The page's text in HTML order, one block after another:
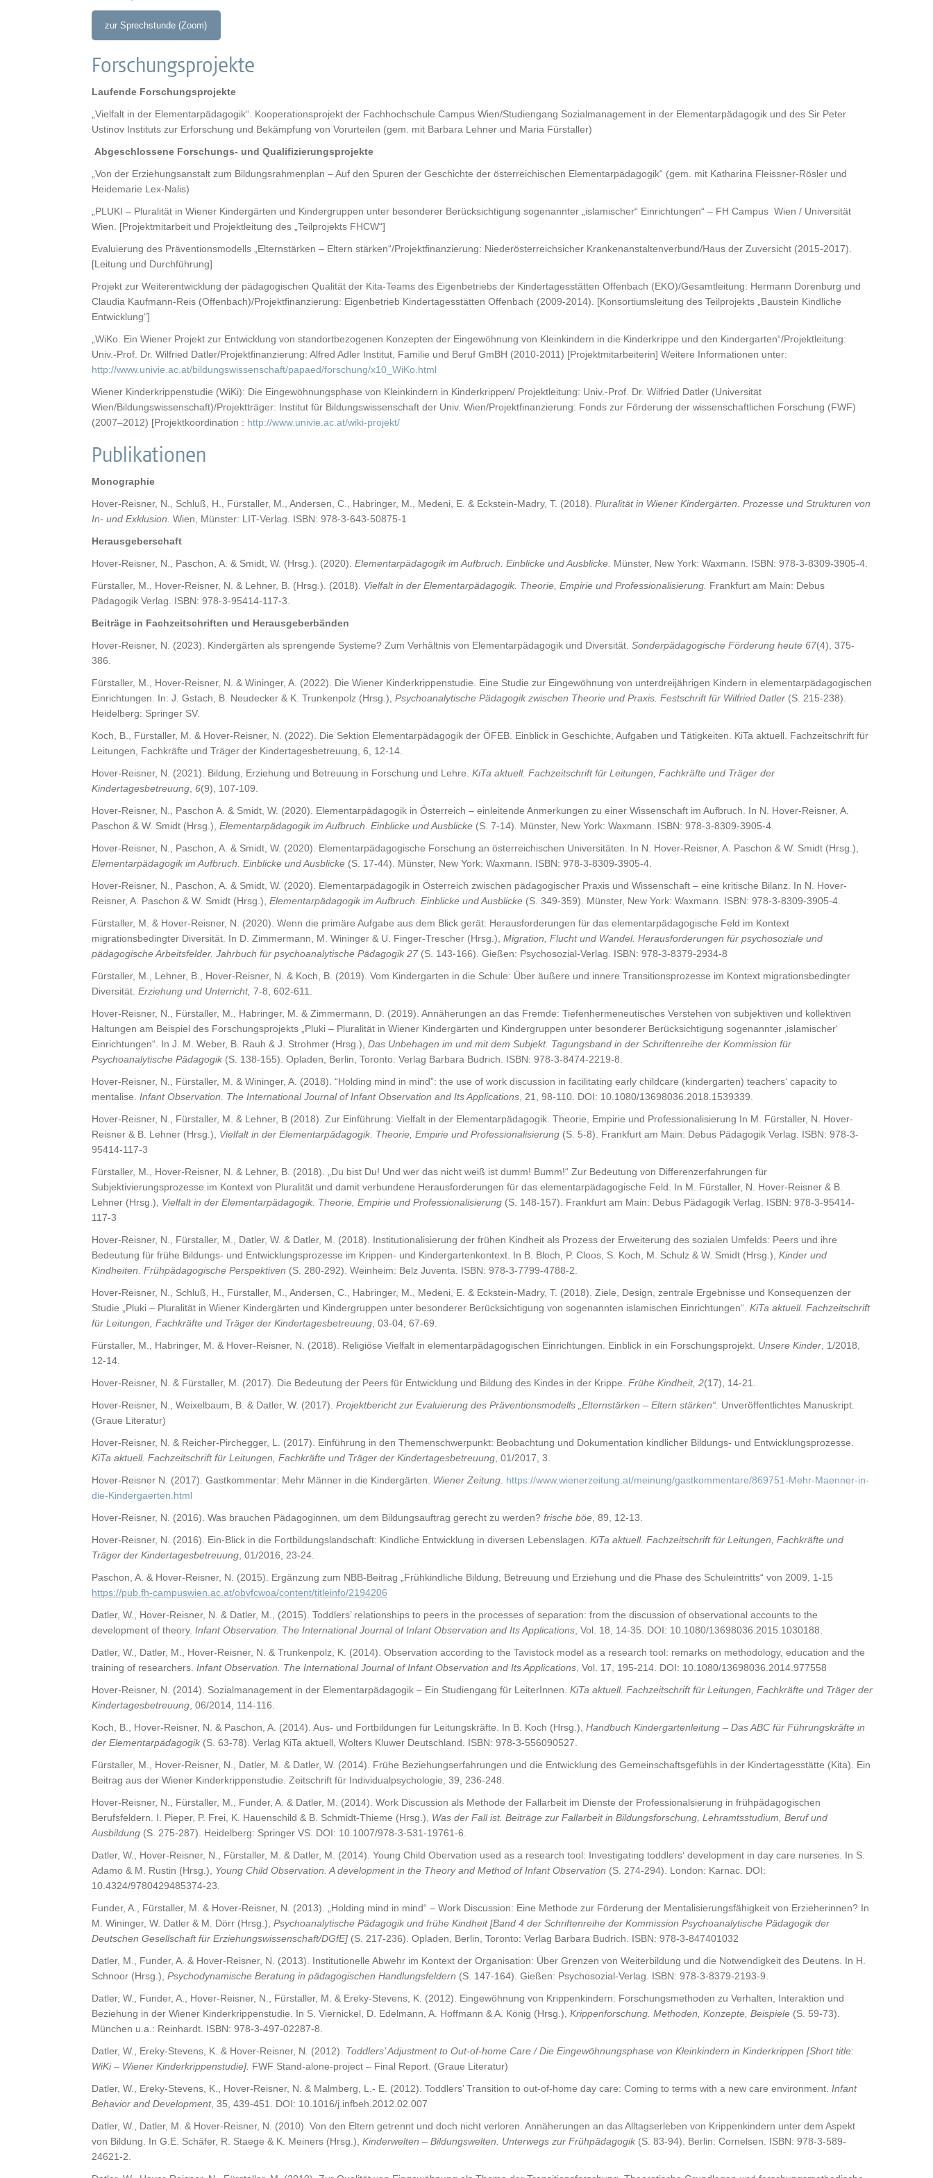
zur Sprechstunde (Zoom)
Forschungsprojekte
Laufende Forschungsprojekte
„Vielfalt in der Elementarpädagogik“. Kooperationsprojekt der Fachhochschule Campus Wien/Studiengang Sozialmanagement in der Elementarpädagogik und des Sir Peter
Ustinov Instituts zur Erforschung und Bekämpfung von Vorurteilen (gem. mit Barbara Lehner und Maria Fürstaller)
Abgeschlossene Forschungs- und Qualifizierungsprojekte
„Von der Erziehungsanstalt zum Bildungsrahmenplan – Auf den Spuren der Geschichte der österreichischen Elementarpädagogik“ (gem. mit Katharina Fleissner-Rösler und
Heidemarie Lex-Nalis)
„PLUKI – Pluralität in Wiener Kindergärten und Kindergruppen unter besonderer Berücksichtigung sogenannter „islamischer“ Einrichtungen“ – FH Campus Wien / Universität
Wien. [Projektmitarbeit und Projektleitung des „Teilprojekts FHCW“]
Evaluierung des Präventionsmodells „Elternstärken – Eltern stärken“/Projektfinanzierung: Niederösterreichsicher Krankenanstaltenverbund/Haus der Zuversicht (2015-2017).
[Leitung und Durchführung]
Projekt zur Weiterentwicklung der pädagogischen Qualität der Kita-Teams des Eigenbetriebs der Kindertagesstätten Offenbach (EKO)/Gesamtleitung: Hermann Dorenburg und
Claudia Kaufmann-Reis (Offenbach)/Projektfinanzierung: Eigenbetrieb Kindertagesstätten Offenbach (2009-2014). [Konsortiumsleitung des Teilprojekts „Baustein Kindliche
Entwicklung“]
„WiKo. Ein Wiener Projekt zur Entwicklung von standortbezogenen Konzepten der Eingewöhnung von Kleinkindern in die Kinderkrippe und den Kindergarten“/Projektleitung:
Univ.-Prof. Dr. Wilfried Datler/Projektfinanzierung: Alfred Adler Institut, Familie und Beruf GmBH (2010-2011) [Projektmitarbeiterin] Weitere Informationen unter:
http://www.univie.ac.at/bildungswissenschaft/papaed/forschung/x10_WiKo.html
Wiener Kinderkrippenstudie (WiKi): Die Eingewöhnungsphase von Kleinkindern in Kinderkrippen/ Projektleitung: Univ.-Prof. Dr. Wilfried Datler (Universität
Wien/Bildungswissenschaft)/Projektträger: Institut für Bildungswissenschaft der Univ. Wien/Projektfinanzierung: Fonds zur Förderung der wissenschaftlichen Forschung (FWF)
(2007–2012) [Projektkoordination : http://www.univie.ac.at/wiki-projekt/
Publikationen
Monographie
Hover-Reisner, N., Schluß, H., Fürstaller, M., Andersen, C., Habringer, M., Medeni, E. & Eckstein-Madry, T. (2018). Pluralität in Wiener Kindergärten. Prozesse und Strukturen von
In- und Exklusion. Wien, Münster: LIT-Verlag. ISBN: 978-3-643-50875-1
Herausgeberschaft
Hover-Reisner, N., Paschon, A. & Smidt, W. (Hrsg.). (2020). Elementarpädagogik im Aufbruch. Einblicke und Ausblicke. Münster, New York: Waxmann. ISBN: 978-3-8309-3905-4.
Fürstaller, M., Hover-Reisner, N. & Lehner, B. (Hrsg.). (2018). Vielfalt in der Elementarpädagogik. Theorie, Empirie und Professionalisierung. Frankfurt am Main: Debus
Pädagogik Verlag. ISBN: 978-3-95414-117-3.
Beiträge in Fachzeitschriften und Herausgeberbänden
Hover-Reisner, N. (2023). Kindergärten als sprengende Systeme? Zum Verhältnis von Elementarpädagogik und Diversität. Sonderpädagogische Förderung heute 67(4), 375-
386.
Fürstaller, M., Hover-Reisner, N. & Wininger, A. (2022). Die Wiener Kinderkrippenstudie. Eine Studie zur Eingewöhnung von unterdreijährigen Kindern in elementarpädagogischen
Einrichtungen. In: J. Gstach, B. Neudecker & K. Trunkenpolz (Hrsg.), Psychoanalytische Pädagogik zwischen Theorie und Praxis. Festschrift für Wilfried Datler (S. 215-238).
Heidelberg: Springer SV.
Koch, B., Fürstaller, M. & Hover-Reisner, N. (2022). Die Sektion Elementarpädagogik der ÖFEB. Einblick in Geschichte, Aufgaben und Tätigkeiten. KiTa aktuell. Fachzeitschrift für
Leitungen, Fachkräfte und Träger der Kindertagesbetreuung, 6, 12-14.
Hover-Reisner, N. (2021). Bildung, Erziehung und Betreuung in Forschung und Lehre. KiTa aktuell. Fachzeitschrift für Leitungen, Fachkräfte und Träger der
Kindertagesbetreuung, 6(9), 107-109.
Hover-Reisner, N., Paschon A. & Smidt, W. (2020). Elementarpädagogik in Österreich – einleitende Anmerkungen zu einer Wissenschaft im Aufbruch. In N. Hover-Reisner, A.
Paschon & W. Smidt (Hrsg.), Elementarpädagogik im Aufbruch. Einblicke und Ausblicke (S. 7-14). Münster, New York: Waxmann. ISBN: 978-3-8309-3905-4.
Hover-Reisner, N., Paschon, A. & Smidt, W. (2020). Elementarpädagogische Forschung an österreichischen Universitäten. In N. Hover-Reisner, A. Paschon & W. Smidt (Hrsg.),
Elementarpädagogik im Aufbruch. Einblicke und Ausblicke (S. 17-44). Münster, New York: Waxmann. ISBN: 978-3-8309-3905-4.
Hover-Reisner, N., Paschon, A. & Smidt, W. (2020). Elementarpädagogik in Österreich zwischen pädagogischer Praxis und Wissenschaft – eine kritische Bilanz. In N. Hover-
Reisner, A. Paschon & W. Smidt (Hrsg.), Elementarpädagogik im Aufbruch. Einblicke und Ausblicke (S. 349-359). Münster, New York: Waxmann. ISBN: 978-3-8309-3905-4.
Fürstaller, M. & Hover-Reisner, N. (2020). Wenn die primäre Aufgabe aus dem Blick gerät: Herausforderungen für das elementarpädagogische Feld im Kontext
migrationsbedingter Diversität. In D. Zimmermann, M. Wininger & U. Finger-Trescher (Hrsg.), Migration, Flucht und Wandel. Herausforderungen für psychosoziale und
pädagogische Arbeitsfelder. Jahrbuch für psychoanalytische Pädagogik 27 (S. 143-166). Gießen: Psychosozial-Verlag. ISBN: 978-3-8379-2934-8
Fürstaller, M., Lehner, B., Hover-Reisner, N. & Koch, B. (2019). Vom Kindergarten in die Schule: Über äußere und innere Transitionsprozesse im Kontext migrationsbedingter
Diversität. Erziehung und Unterricht, 7-8, 602-611.
Hover-Reisner, N., Fürstaller, M., Habringer, M. & Zimmermann, D. (2019). Annäherungen an das Fremde: Tiefenhermeneutisches Verstehen von subjektiven und kollektiven
Haltungen am Beispiel des Forschungsprojekts „Pluki – Pluralität in Wiener Kindergärten und Kindergruppen unter besonderer Berücksichtigung sogenannter ‚islamischer‘
Einrichtungen“. In J. M. Weber, B. Rauh & J. Strohmer (Hrsg.), Das Unbehagen im und mit dem Subjekt. Tagungsband in der Schriftenreihe der Kommission für
Psychoanalytische Pädagogik (S. 138-155). Opladen, Berlin, Toronto: Verlag Barbara Budrich. ISBN: 978-3-8474-2219-8.
Hover-Reisner, N., Fürstaller, M. & Wininger, A. (2018). “Holding mind in mind”: the use of work discussion in facilitating early childcare (kindergarten) teachers‘ capacity to
mentalise. Infant Observation. The International Journal of Infant Observation and Its Applications, 21, 98-110. DOI: 10.1080/13698036.2018.1539339.
Hover-Reisner, N., Fürstaller, M. & Lehner, B (2018). Zur Einführung: Vielfalt in der Elementarpädagogik. Theorie, Empirie und Professionalisierung In M. Fürstaller, N. Hover-
Reisner & B. Lehner (Hrsg.), Vielfalt in der Elementarpädagogik. Theorie, Empirie und Professionalisierung (S. 5-8). Frankfurt am Main: Debus Pädagogik Verlag. ISBN: 978-3-
95414-117-3
Fürstaller, M., Hover-Reisner, N. & Lehner, B. (2018). „Du bist Du! Und wer das nicht weiß ist dumm! Bumm!“ Zur Bedeutung von Differenzerfahrungen für
Subjektivierungsprozesse im Kontext von Pluralität und damit verbundene Herausforderungen für das elementarpädagogische Feld. In M. Fürstaller, N. Hover-Reisner & B.
Lehner (Hrsg.), Vielfalt in der Elementarpädagogik. Theorie, Empirie und Professionalisierung (S. 148-157). Frankfurt am Main: Debus Pädagogik Verlag. ISBN: 978-3-95414-
117-3
Hover-Reisner, N., Fürstaller, M., Datler, W. & Datler, M. (2018). Institutionalisierung der frühen Kindheit als Prozess der Erweiterung des sozialen Umfelds: Peers und ihre
Bedeutung für frühe Bildungs- und Entwicklungsprozesse im Krippen- und Kindergartenkontext. In B. Bloch, P. Cloos, S. Koch, M. Schulz & W. Smidt (Hrsg.), Kinder und
Kindheiten. Frühpädagogische Perspektiven (S. 280-292). Weinheim: Belz Juventa. ISBN: 978-3-7799-4788-2.
Hover-Reisner, N., Schluß, H., Fürstaller, M., Andersen, C., Habringer, M., Medeni, E. & Eckstein-Madry, T. (2018). Ziele, Design, zentrale Ergebnisse und Konsequenzen der
Studie „Pluki – Pluralität in Wiener Kindergärten und Kindergruppen unter besonderer Berücksichtigung von sogenannten islamischen Einrichtungen“. KiTa aktuell. Fachzeitschrift
für Leitungen, Fachkräfte und Träger der Kindertagesbetreuung, 03-04, 67-69.
Fürstaller, M., Habringer, M. & Hover-Reisner, N. (2018). Religiöse Vielfalt in elementarpädagogischen Einrichtungen. Einblick in ein Forschungsprojekt. Unsere Kinder, 1/2018,
12-14.
Hover-Reisner, N. & Fürstaller, M. (2017). Die Bedeutung der Peers für Entwicklung und Bildung des Kindes in der Krippe. Frühe Kindheit, 2(17), 14-21.
Hover-Reisner, N., Weixelbaum, B. & Datler, W. (2017). Projektbericht zur Evaluierung des Präventionsmodells „Elternstärken – Eltern stärken“. Unveröffentlichtes Manuskript.
(Graue Literatur)
Hover-Reisner, N. & Reicher-Pirchegger, L. (2017). Einführung in den Themenschwerpunkt: Beobachtung und Dokumentation kindlicher Bildungs- und Entwicklungsprozesse.
KiTa aktuell. Fachzeitschrift für Leitungen, Fachkräfte und Träger der Kindertagesbetreuung, 01/2017, 3.
Hover-Reisner N. (2017). Gastkommentar: Mehr Männer in die Kindergärten. Wiener Zeitung. https://www.wienerzeitung.at/meinung/gastkommentare/869751-Mehr-Maenner-in-
die-Kindergaerten.html
Hover-Reisner, N. (2016). Was brauchen Pädagoginnen, um dem Bildungsauftrag gerecht zu werden? frische böe, 89, 12-13.
Hover-Reisner, N. (2016). Ein-Blick in die Fortbildungslandschaft: Kindliche Entwicklung in diversen Lebenslagen. KiTa aktuell. Fachzeitschrift für Leitungen, Fachkräfte und
Träger der Kindertagesbetreuung, 01/2016, 23-24.
Paschon, A. & Hover-Reisner, N. (2015). Ergänzung zum NBB-Beitrag „Frühkindliche Bildung, Betreuung und Erziehung und die Phase des Schuleintritts“ von 2009, 1-15
https://pub.fh-campuswien.ac.at/obvfcwoa/content/titleinfo/2194206
Datler, W., Hover-Reisner, N. & Datler, M., (2015). Toddlers’ relationships to peers in the processes of separation: from the discussion of observational accounts to the
development of theory. Infant Observation. The International Journal of Infant Observation and Its Applications, Vol. 18, 14-35. DOI: 10.1080/13698036.2015.1030188.
Datler, W., Datler, M., Hover-Reisner, N. & Trunkenpolz, K. (2014). Observation according to the Tavistock model as a research tool: remarks on methodology, education and the
training of researchers. Infant Observation. The International Journal of Infant Observation and Its Applications, Vol. 17, 195-214. DOI: 10.1080/13698036.2014.977558
Hover-Reisner, N. (2014). Sozialmanagement in der Elementarpädagogik – Ein Studiengang für LeiterInnen. KiTa aktuell. Fachzeitschrift für Leitungen, Fachkräfte und Träger der
Kindertagesbetreuung, 06/2014, 114-116.
Koch, B., Hover-Reisner, N. & Paschon, A. (2014). Aus- und Fortbildungen für Leitungskräfte. In B. Koch (Hrsg.), Handbuch Kindergartenleitung – Das ABC für Führungskräfte in
der Elementarpädagogik (S. 63-78). Verlag KiTa aktuell, Wolters Kluwer Deutschland. ISBN: 978-3-556090527.
Fürstaller, M., Hover-Reisner, N., Datler, M. & Datler, W. (2014). Frühe Beziehungserfahrungen und die Entwicklung des Gemeinschaftsgefühls in der Kindertagesstätte (Kita). Ein
Beitrag aus der Wiener Kinderkrippenstudie. Zeitschrift für Individualpsychologie, 39, 236-248.
Hover-Reisner, N., Fürstaller, M., Funder, A. & Datler, M. (2014). Work Discussion als Methode der Fallarbeit im Dienste der Professionalsierung in frühpädagogischen
Berufsfeldern. I. Pieper, P. Frei, K. Hauenschild & B. Schmidt-Thieme (Hrsg.), Was der Fall ist. Beiträge zur Fallarbeit in Bildungsforschung, Lehramtsstudium, Beruf und
Ausbildung (S. 275-287). Heidelberg: Springer VS. DOI: 10.1007/978-3-531-19761-6.
Datler, W., Hover-Reisner, N., Fürstaller, M. & Datler, M. (2014). Young Child Obervation used as a research tool: Investigating toddlers‘ development in day care nurseries. In S.
Adamo & M. Rustin (Hrsg.), Young Child Observation. A development in the Theory and Method of Infant Observation (S. 274-294). London: Karnac. DOI:
10.4324/9780429485374-23.
Funder, A., Fürstaller, M. & Hover-Reisner, N. (2013). „Holding mind in mind“ – Work Discussion: Eine Methode zur Förderung der Mentalisierungsfähigkeit von Erzieherinnen? In
M. Wininger, W. Datler & M. Dörr (Hrsg.), Psychoanalytische Pädagogik und frühe Kindheit [Band 4 der Schriftenreihe der Kommission Psychoanalytische Pädagogik der
Deutschen Gesellschaft für Erziehungswissenschaft/DGfE] (S. 217-236). Opladen, Berlin, Toronto: Verlag Barbara Budrich. ISBN: 978-3-847401032
Datler, M., Funder, A. & Hover-Reisner, N. (2013). Institutionelle Abwehr im Kontext der Organisation: Über Grenzen von Weiterbildung und die Notwendigkeit des Deutens. In H.
Schnoor (Hrsg.), Psychodynamische Beratung in pädagogischen Handlungsfeldern (S. 147-164). Gießen: Psychosozial-Verlag. ISBN: 978-3-8379-2193-9.
Datler, W., Funder, A., Hover-Reisner, N., Fürstaller, M. & Ereky-Stevens, K. (2012). Eingewöhnung von Krippenkindern: Forschungsmethoden zu Verhalten, Interaktion und
Beziehung in der Wiener Kinderkrippenstudie. In S. Viernickel, D. Edelmann, A. Hoffmann & A. König (Hrsg.), Krippenforschung. Methoden, Konzepte, Beispiele (S. 59-73).
München u.a.: Reinhardt. ISBN: 978-3-497-02287-8.
Datler, W., Ereky-Stevens, K. & Hover-Reisner, N. (2012). Toddlers’ Adjustment to Out-of-home Care / Die Eingewöhnungsphase von Kleinkindern in Kinderkrippen [Short title:
WiKi – Wiener Kinderkrippenstudie]. FWF Stand-alone-project – Final Report. (Graue Literatur)
Datler, W., Ereky‐Stevens, K., Hover‐Reisner, N. & Malmberg, L.‐ E. (2012). Toddlers’ Transition to out‐of‐home day care: Coming to terms with a new care environment. Infant
Behavior and Development, 35, 439-451. DOI: 10.1016/j.infbeh.2012.02.007
Datler, W., Datler, M. & Hover-Reisner, N. (2010). Von den Eltern getrennt und doch nicht verloren. Annäherungen an das Alltagserleben von Krippenkindern unter dem Aspekt
von Bildung. In G.E. Schäfer, R. Staege & K. Meiners (Hrsg.), Kinderwelten – Bildungswelten. Unterwegs zur Frühpädagogik (S. 83-94). Berlin: Cornelsen. ISBN: 978-3-589-
24621-2.